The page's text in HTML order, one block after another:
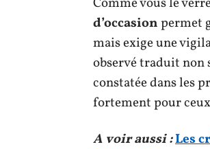
d’occasionpermet
mais exige une
observé traduit non
constatée dans les
fortement pour
A voir aussi :Les